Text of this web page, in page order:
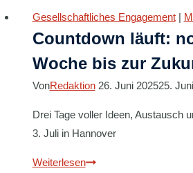
Gesellschaftliches Engagement|
Countdown läuft:
Woche bis zur
VonRedaktion 26. Juni 202525.
Drei Tage voller Ideen, Austausch
3. Juli in Hannover
WeiterlesenCountdown